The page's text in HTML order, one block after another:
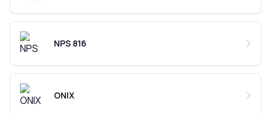
NPS 816
ONIX